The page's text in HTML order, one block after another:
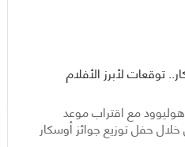
توقعات لأبرز الأفلام
مع اقتراب موعد
خلال حفل توزيع جوائز أوسكار